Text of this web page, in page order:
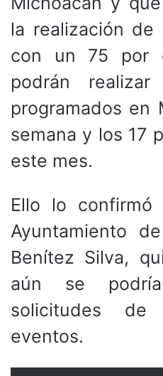
la realización de
con un 75 por
podrán
programados en
semana y los 17
este mes.
Ello lo
Ayuntamiento
Benítez Silva,
aún se
solicitudes de
eventos.